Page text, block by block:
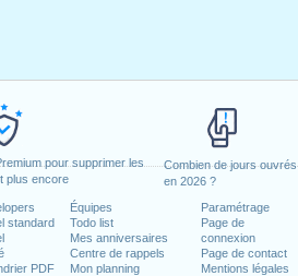
pour supprimer les
plus encore
Combien de jours ouvrés
en 2026 ?
standard
PDF
Équipes
Todo list
Mes anniversaires
Centre de rappels
Mon planning
Paramétrage
Page de
connexion
Page de contact
Mentions légales